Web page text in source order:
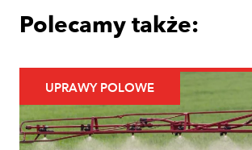
Polecamy także:
UPRAWY POLOWE